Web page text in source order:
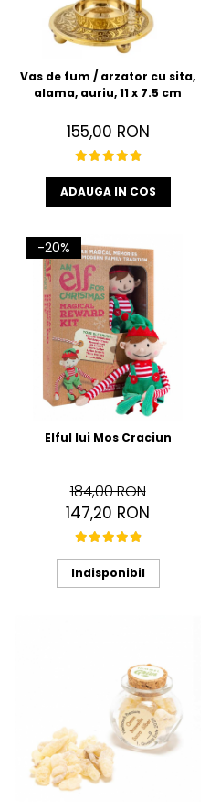
Vas de fum / arzator cu sita,
alama, auriu, 11 x 7.5 cm
155,00 RON
ADAUGA IN COS
-20%
Elful lui Mos Craciun
184,00 RON
147,20 RON
Indisponibil